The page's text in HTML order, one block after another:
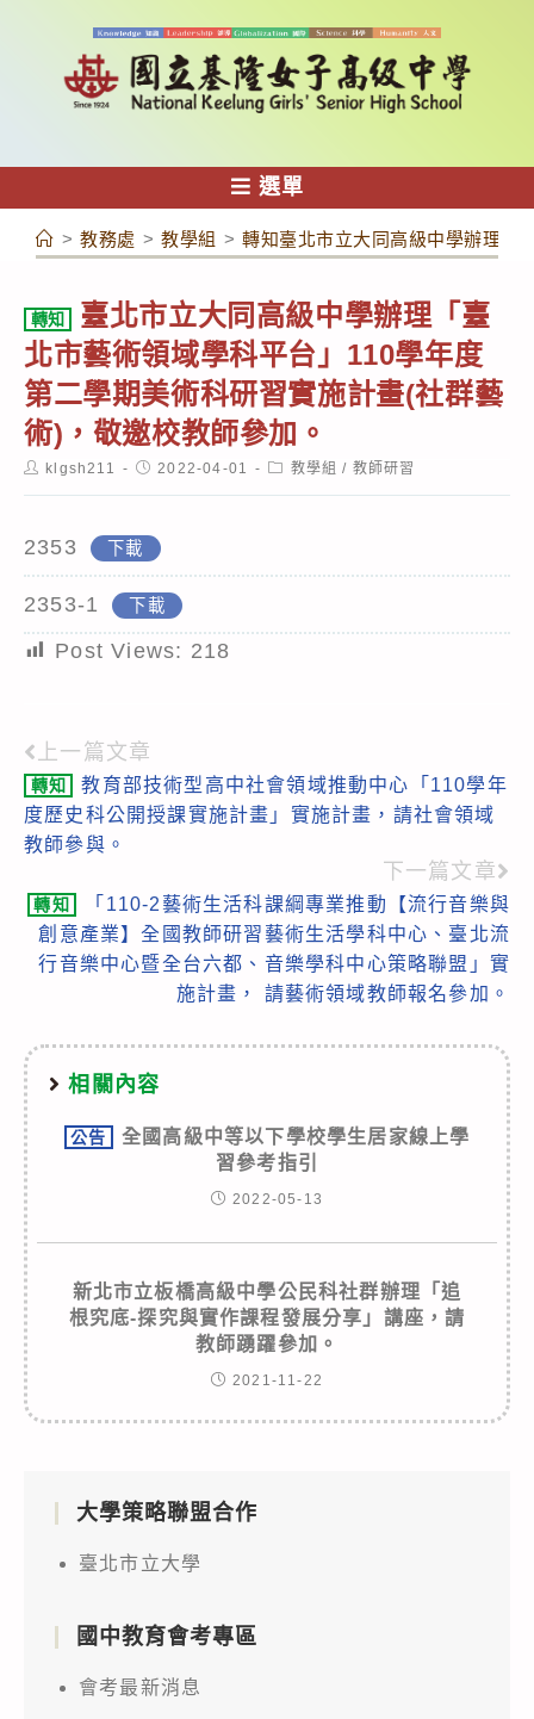
容
選單
> 教務處 > 教學組 > 轉知臺北市立大同高級中學辦理「
轉知
臺北市立大同高級中學辦理「臺
北市藝術領域學科平台」110學年度
第二學期美術科研習實施計畫(社群藝
術)，敬邀校教師參加。
Postklgsh211
Post2022-04-01
Post教學組 / 教師研習
2353 下載
2353-1 下載
Post Views: 218
Read
more
articles
上一篇文章
轉知
教育部技術型高中社會領域推動中心「110學年
度歷史科公開授課實施計畫」實施計畫，請社會領域
教師參與。
下一篇文章
轉知
「110-2藝術生活科課綱專業推動【流行音樂與
創意產業】全國教師研習藝術生活學科中心、臺北流
行音樂中心暨全台六都、音樂學科中心策略聯盟」實
施計畫， 請藝術領域教師報名參加。
相關內容
公告
全國高級中等以下學校學生居家線上學
習參考指引
2022-05-13
新北市立板橋高級中學公民科社群辦理「追
根究底-探究與實作課程發展分享」講座，請
教師踴躍參加。
2021-11-22
大學策略聯盟合作
臺北市立大學
國中教育會考專區
會考最新消息